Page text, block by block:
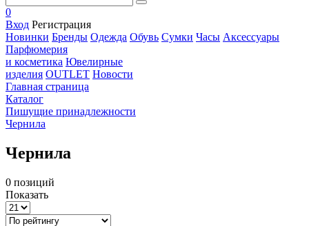
0
Вход Регистрация
Новинки Бренды Одежда Обувь Сумки Часы Аксессуары
Парфюмерия
и косметика Ювелирные
изделия OUTLET Новости
Главная страница
Каталог
Пишущие принадлежности
Чернила
Чернила
0 позиций
Показать